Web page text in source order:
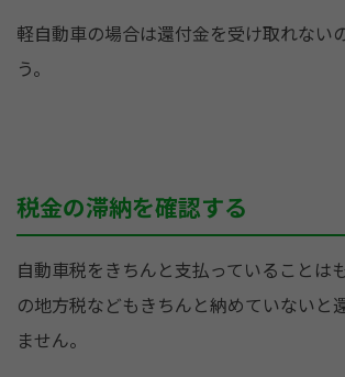
軽自動車の場合は還付金を受け取れない
う。
税金の滞納を確認する
自動車税をきちんと支払っていることは
の地方税などもきちんと納めていないと
ません。